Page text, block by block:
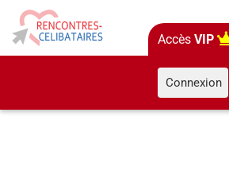
Accès VIP
Connexion